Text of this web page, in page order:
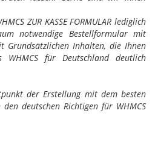
ZUR KASSE FORMULAR lediglich
notwendige Bestellformular mit
Grundsätzlichen Inhalten, die Ihnen
für Deutschland deutlich
der Erstellung mit dem besten
deutschen Richtigen für WHMCS